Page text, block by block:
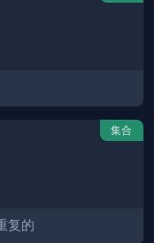
集合
复的